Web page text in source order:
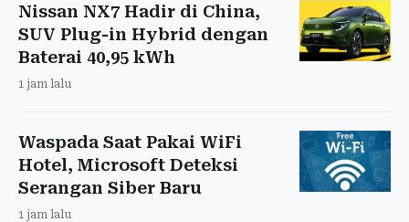
Nissan NX7 Hadir di China,
SUV Plug-in Hybrid dengan
Baterai 40,95 kWh
1 jam lalu
Waspada Saat Pakai WiFi
Hotel, Microsoft Deteksi
Serangan Siber Baru
1 jam lalu